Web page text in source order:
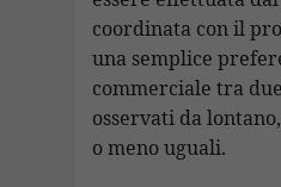
coordinata con il
una semplice
commerciale tra
osservati da
o meno uguali.